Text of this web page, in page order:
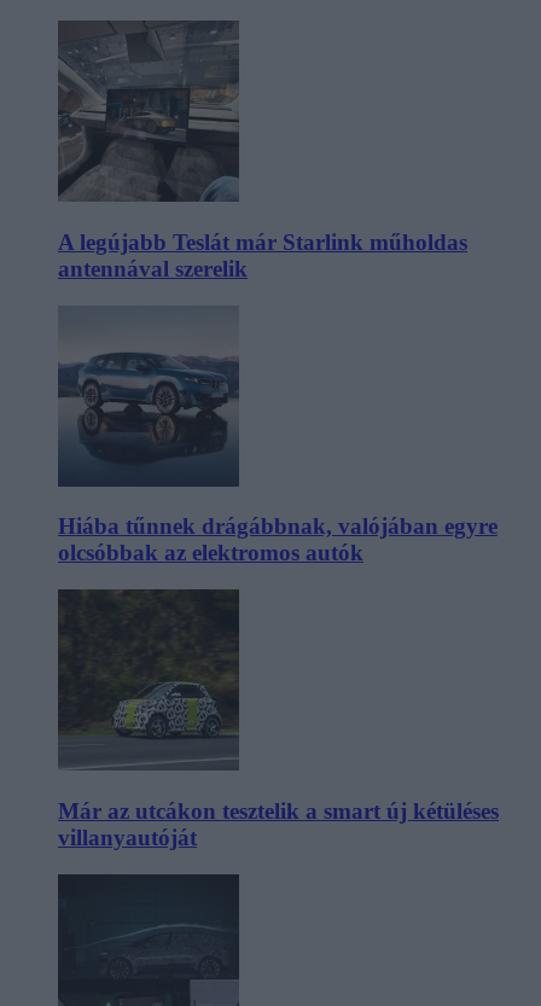
A legújabb Teslát már Starlink műholdas
antennával szerelik
Hiába tűnnek drágábbnak, valójában egyre
olcsóbbak az elektromos autók
Már az utcákon tesztelik a smart új kétüléses
villanyautóját